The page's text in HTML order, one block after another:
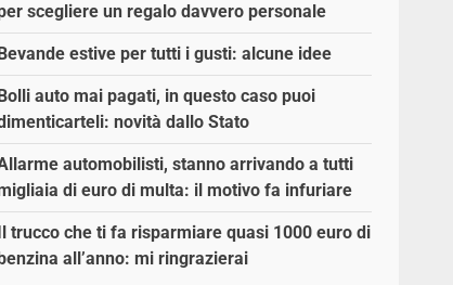
scegliere un regalo davvero personale
Bevande estive per tutti i gusti: alcune idee
Bolli auto mai pagati, in questo caso puoi
novità dallo Stato
automobilisti, stanno arrivando a tutti
di euro di multa: il motivo fa infuriare
Il trucco che ti fa risparmiare quasi 1000 euro di
benzina all’anno: mi ringrazierai